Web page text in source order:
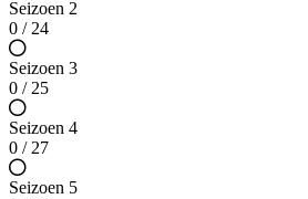
Seizoen 2
0 / 24
Seizoen 3
0 / 25
Seizoen 4
0 / 27
Seizoen 5